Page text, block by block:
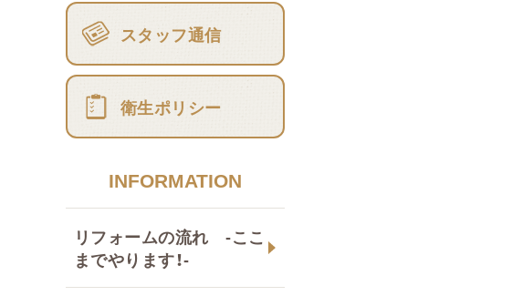
スタッフ通信
衛生ポリシー
INFORMATION
リフォームの流れ -ここ
までやります！-